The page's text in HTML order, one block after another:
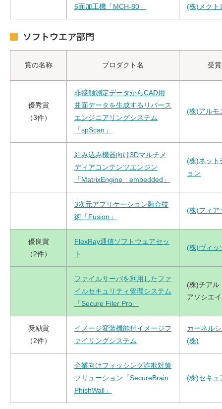
6面加工機「MCH-80」 (株)メクト
ソフトウエア部門
賞の名称 プロダクト名 受
優秀賞
（3件）
非接触測定データからCAD用
曲面データを生成するリバース
エンジニアリングシステム
「spScan」
(株)アルモ
組み込み機器向け3Dマルチメ
ディアコンテンツエンジン
「MatrixEngine embedded」
(株)ネット
ョン
3次元アプリケーション融合技
術「Fusion」
(株)フィア
優良賞
（2件）
FlexRay通信ソフトウェアセッ
ト
(株)ヴィッ
ファイルサーバを利用したファ
イルセキュリティ管理システム
「Secure Filer Pro」
(株)チアル
アソシエ
奨励賞
（2件）
イメージ変装機能付イメージフ
ァイリングシステム
カーネル
(株)
企業向けフィッシング詐欺対策
ソリューション「SecureBrain
PhishWall」
(株)セキュ